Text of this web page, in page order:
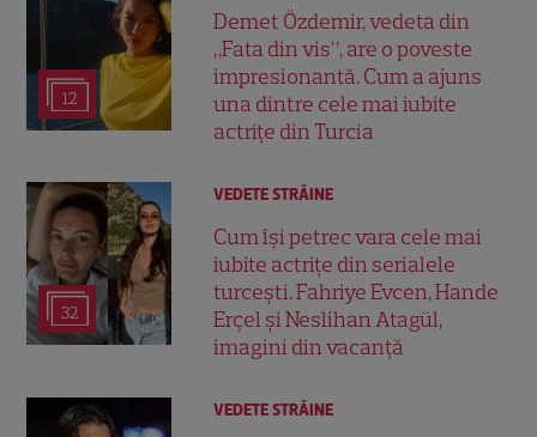
12
Demet Özdemir, vedeta din
„Fata din vis”, are o poveste
impresionantă. Cum a ajuns
una dintre cele mai iubite
actrițe din Turcia
32
VEDETE STRĂINE
Cum își petrec vara cele mai
iubite actrițe din serialele
turcești. Fahriye Evcen, Hande
Erçel și Neslihan Atagül,
imagini din vacanță
VEDETE STRĂINE